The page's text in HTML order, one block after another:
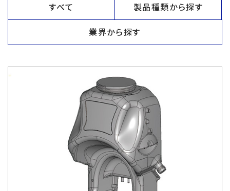
すべて 製品種類から探す
業界から探す